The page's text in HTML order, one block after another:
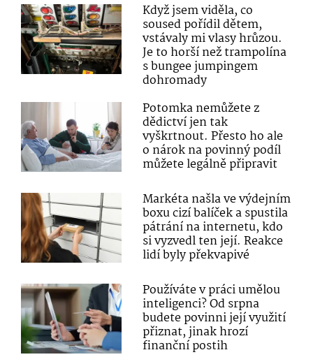
Když jsem viděla, co
soused pořídil dětem,
vstávaly mi vlasy hrůzou.
Je to horší než trampolína
s bungee jumpingem
dohromady
Potomka nemůžete z
dědictví jen tak
vyškrtnout. Přesto ho ale
o nárok na povinný podíl
můžete legálně připravit
Markéta našla ve výdejním
boxu cizí balíček a spustila
pátrání na internetu, kdo
si vyzvedl ten její. Reakce
lidí byly překvapivé
Používáte v práci umělou
inteligenci? Od srpna
budete povinni její využití
přiznat, jinak hrozí
finanční postih